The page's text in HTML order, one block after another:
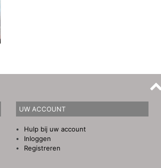
UW ACCOUNT
Hulp bij uw account
Inloggen
Registreren